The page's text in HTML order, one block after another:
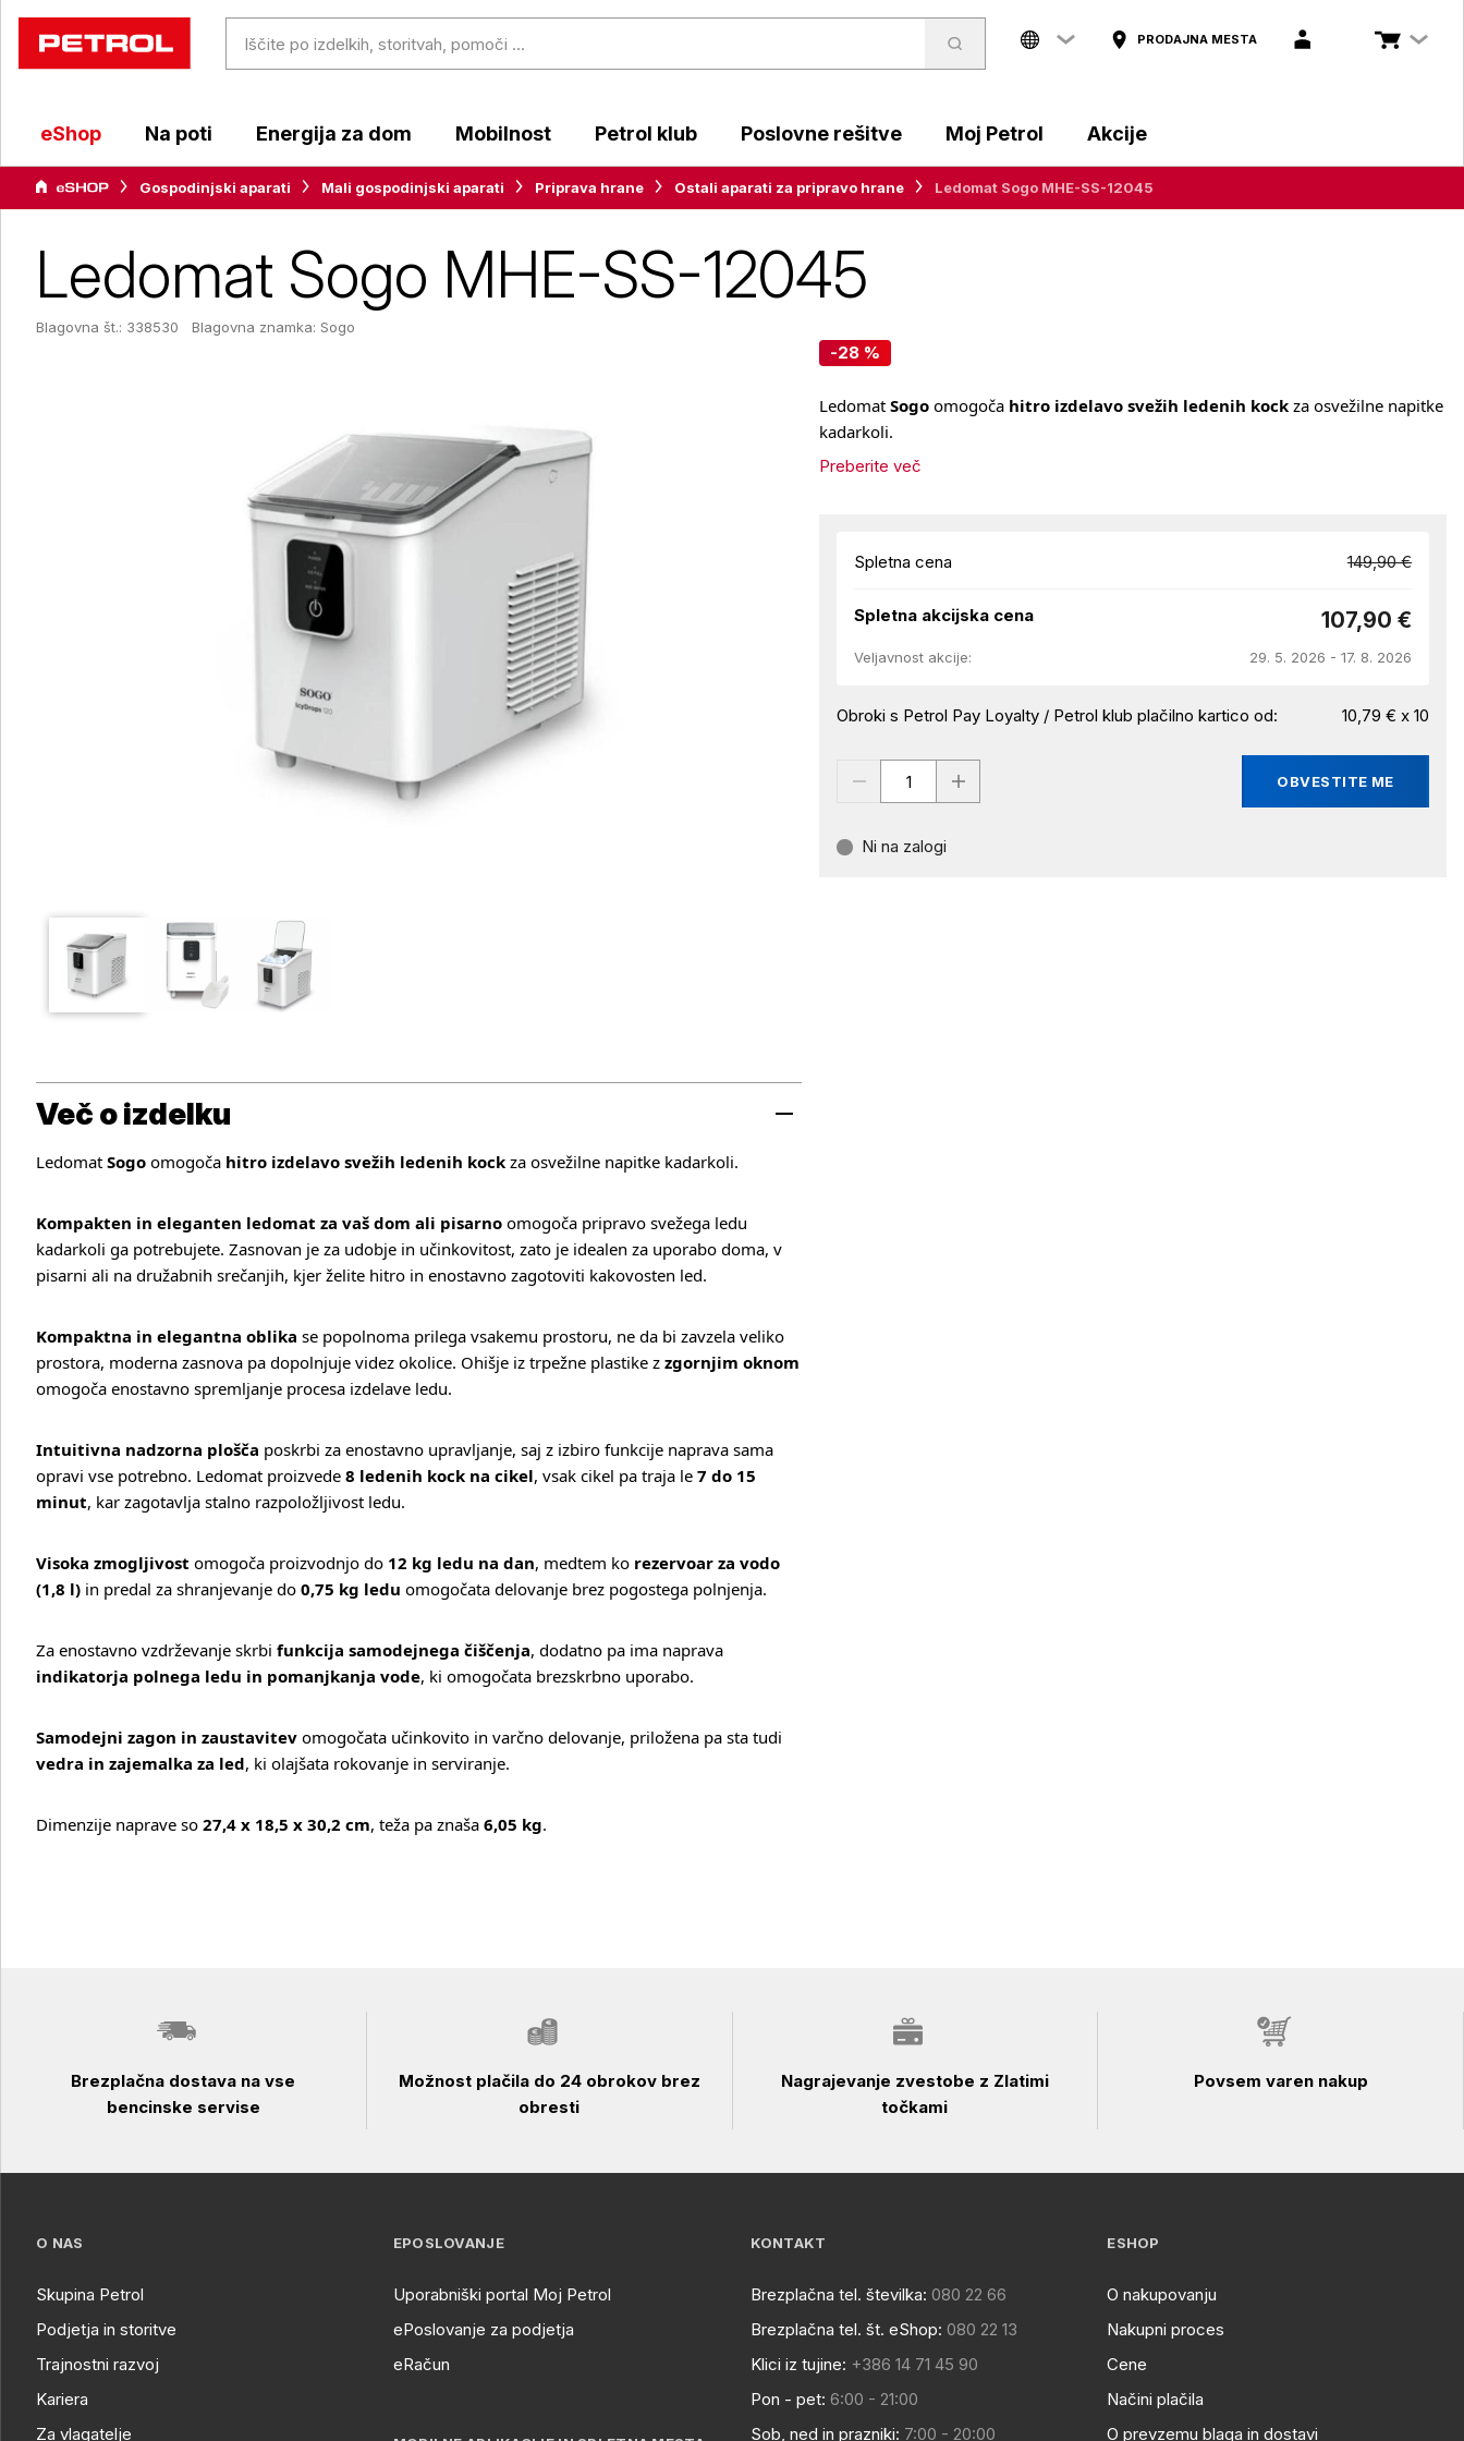
PRODAJNA MESTA
eShop Na poti Energija za dom Mobilnost Petrol klub Poslovne rešitve Moj Petrol Akcije
Gospodinjski aparati Mali gospodinjski aparati Priprava hrane Ostali aparati za pripravo hrane Ledomat Sogo MHE-SS-12045
Ledomat Sogo MHE-SS-12045
Blagovna št.: 338530 Blagovna znamka: Sogo
-28 %
LedomatSogo omogoča hitro izdelavo svežih ledenih kock za osvežilne napitke
kadarkoli.
Preberite več
Spletna cena 149,90 €
Spletna akcijska cena 107,90 €
Veljavnost akcije: 29. 5. 2026 - 17. 8. 2026
Obroki s Petrol Pay Loyalty / Petrol klub plačilno kartico od: 10,79 € x 10
OBVESTITE ME
Ni na zalogi
Več o izdelku
Več o izdelku
Ledomat Sogo omogoča hitro izdelavo svežih ledenih kock za osvežilne napitke kadarkoli.
Kompakten in eleganten ledomat za vaš dom ali pisarno omogoča pripravo svežega ledu
kadarkoli ga potrebujete. Zasnovan je za udobje in učinkovitost, zato je idealen za uporabo doma, v
pisarni ali na družabnih srečanjih, kjer želite hitro in enostavno zagotoviti kakovosten led.
Kompaktna in elegantna oblika se popolnoma prilega vsakemu prostoru, ne da bi zavzela veliko
prostora, moderna zasnova pa dopolnjuje videz okolice. Ohišje iz trpežne plastike z zgornjim oknom
omogoča enostavno spremljanje procesa izdelave ledu.
Intuitivna nadzorna plošča poskrbi za enostavno upravljanje, saj z izbiro funkcije naprava sama
opravi vse potrebno. Ledomat proizvede 8 ledenih kock na cikel, vsak cikel pa traja le 7 do 15
minut, kar zagotavlja stalno razpoložljivost ledu.
Visoka zmogljivost omogoča proizvodnjo do 12 kg ledu na dan, medtem ko rezervoar za vodo
(1,8 l) in predal za shranjevanje do 0,75 kg ledu omogočata delovanje brez pogostega polnjenja.
Za enostavno vzdrževanje skrbi funkcija samodejnega čiščenja, dodatno pa ima naprava
indikatorja polnega ledu in pomanjkanja vode, ki omogočata brezskrbno uporabo.
Samodejni zagon in zaustavitev omogočata učinkovito in varčno delovanje, priložena pa sta tudi
vedra in zajemalka za led, ki olajšata rokovanje in serviranje.
Dimenzije naprave so 27,4 x 18,5 x 30,2 cm, teža pa znaša 6,05 kg.
Brezplačna dostava na vse
bencinske servise
Možnost plačila do 24 obrokov brez
obresti
Nagrajevanje zvestobe z Zlatimi
točkami
Povsem varen nakup
O NAS
Skupina Petrol
Podjetja in storitve
Trajnostni razvoj
Kariera
Za vlagatelje
EPOSLOVANJE
Uporabniški portal Moj Petrol
ePoslovanje za podjetja
eRačun
KONTAKT
Brezplačna tel. številka: 080 22 66
Brezplačna tel. št. eShop: 080 22 13
Klici iz tujine: +386 14 71 45 90
Pon - pet: 6:00 - 21:00
Sob, ned in prazniki: 7:00 - 20:00
ESHOP
O nakupovanju
Nakupni proces
Cene
Načini plačila
O prevzemu blaga in dostavi